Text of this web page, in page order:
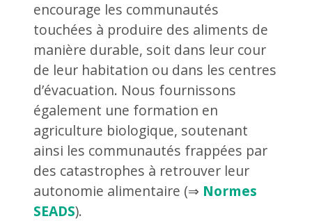
encourage les communautés
touchées à produire des aliments de
manière durable, soit dans leur cour
de leur habitation ou dans les centres
d’évacuation. Nous fournissons
également une formation en
agriculture biologique, soutenant
ainsi les communautés frappées par
des catastrophes à retrouver leur
autonomie alimentaire (⇒ Normes
SEADS).